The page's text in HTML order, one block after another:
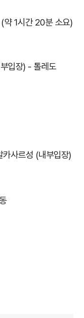
약 1시간 20분 소요)
입장) - 톨레도
사르성 (내부입장)